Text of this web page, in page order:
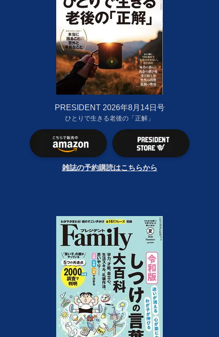
PRESIDENT 2026年8月14日号
ひとりで生きる老後の「正解」
雑誌の予約購読はこちらから